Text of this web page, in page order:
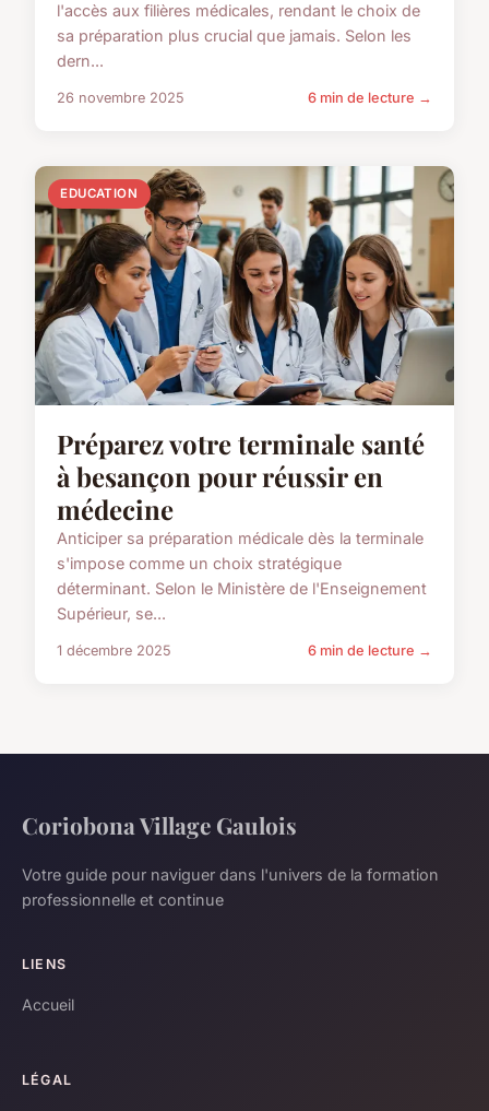
l'accès aux filières médicales, rendant le choix de
sa préparation plus crucial que jamais. Selon les
dern...
26 novembre 2025 6 min de lecture →
EDUCATION
Préparez votre terminale santé
à besançon pour réussir en
médecine
Anticiper sa préparation médicale dès la terminale
s'impose comme un choix stratégique
déterminant. Selon le Ministère de l'Enseignement
Supérieur, se...
1 décembre 2025 6 min de lecture →
Coriobona Village Gaulois
Votre guide pour naviguer dans l'univers de la formation
professionnelle et continue
LIENS
Accueil
LÉGAL